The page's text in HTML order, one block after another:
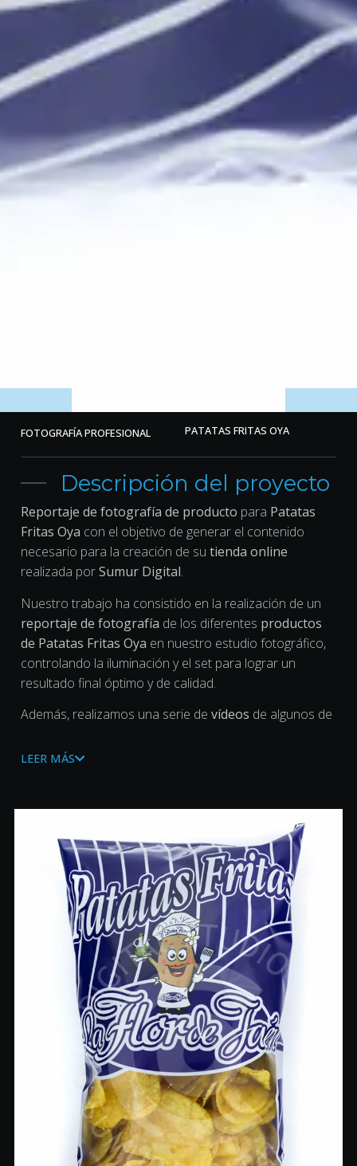
FOTOGRAFÍA PROFESIONAL PATATAS FRITAS OYA
Descripción del proyecto
Reportaje de fotografía de producto para Patatas
Fritas Oya con el objetivo de generar el contenido
necesario para la creación de sutienda online
realizada porSumur Digital.
Nuestro trabajo ha consistido en la realización de un
reportaje de fotografía de los diferentes productos
de Patatas Fritas Oya en nuestro estudio fotográfico,
controlando la iluminación y el set para lograr un
resultado final óptimo y de calidad.
Además, realizamos una serie devídeos de algunos de
tienda online
¡Gracias por confiar en nosotros para este delicioso
LEER MÁS